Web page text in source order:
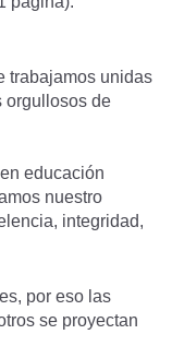
trabajamos unidas
orgullosos de
educación
nuestro
integridad,
por eso las
se proyectan